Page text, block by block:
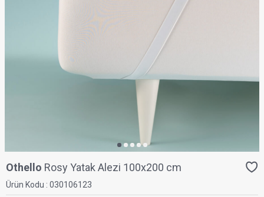
Othello Rosy Yatak Alezi 100x200 cm
Ürün Kodu : 030106123